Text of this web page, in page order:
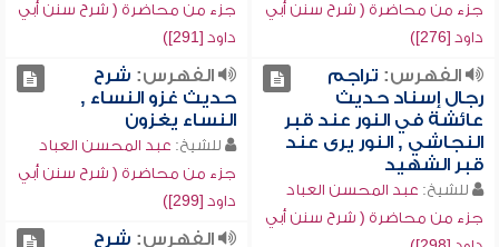
جزء من محاضرة ( شرح سنن أبي
داود [276])
جزء من محاضرة ( شرح سنن أبي
داود [291])
الفهرس: تراجم
رجال إسناد حديث
عائشة في النور عند قبر
النجاشي , النور يرى عند
قبر الشهيد
للشيخ: عبد المحسن العباد
جزء من محاضرة ( شرح سنن أبي
الفهرس: شرح
حديث غزو النساء ,
النساء يغزون
للشيخ: عبد المحسن العباد
جزء من محاضرة ( شرح سنن أبي
داود [299])
الفهرس: شرح